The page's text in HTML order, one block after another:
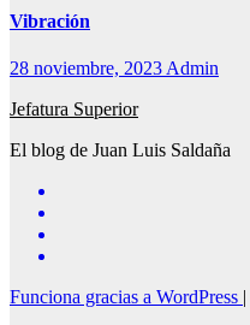
Vibración
28 noviembre, 2023 Admin
Jefatura Superior
El blog de Juan Luis Saldaña
Funciona gracias a WordPress |